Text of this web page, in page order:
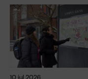
10 jul 2026